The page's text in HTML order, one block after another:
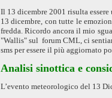
Il 13 dicembre 2001 risulta
13 dicembre, con tutte le
fredda. Ricordo ancora il mio
"Wallis" sul forum CML, ci
sms per essere il più aggiornato
Analisi sinottica e
L’evento meteorologico del 13